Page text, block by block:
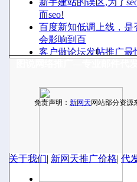
新手建站的误区,为了
而seo!
百度新知低调上线，是
会影响到百
客户做论坛发帖推广最
天网络推广
新浪微博PK腾讯微博，
免责声明： 新网天 网站部分资源
关于我们| 新网天推广价格| 代